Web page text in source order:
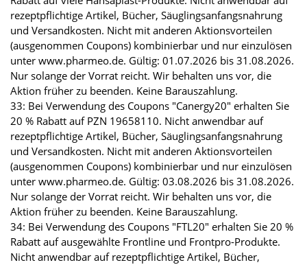
rezeptpflichtige Artikel, Bücher, Säuglingsanfangsnahrung
und Versandkosten. Nicht mit anderen Aktionsvorteilen
(ausgenommen Coupons) kombinierbar und nur einzulösen
unter www.pharmeo.de. Gültig: 01.07.2026 bis 31.08.2026.
Nur solange der Vorrat reicht. Wir behalten uns vor, die
Aktion früher zu beenden. Keine Barauszahlung.
33: Bei Verwendung des Coupons "Canergy20" erhalten Sie
20 % Rabatt auf PZN 19658110. Nicht anwendbar auf
rezeptpflichtige Artikel, Bücher, Säuglingsanfangsnahrung
und Versandkosten. Nicht mit anderen Aktionsvorteilen
(ausgenommen Coupons) kombinierbar und nur einzulösen
unter www.pharmeo.de. Gültig: 03.08.2026 bis 31.08.2026.
Nur solange der Vorrat reicht. Wir behalten uns vor, die
Aktion früher zu beenden. Keine Barauszahlung.
34: Bei Verwendung des Coupons "FTL20" erhalten Sie 20 %
Rabatt auf ausgewählte Frontline und Frontpro-Produkte.
Nicht anwendbar auf rezeptpflichtige Artikel, Bücher,